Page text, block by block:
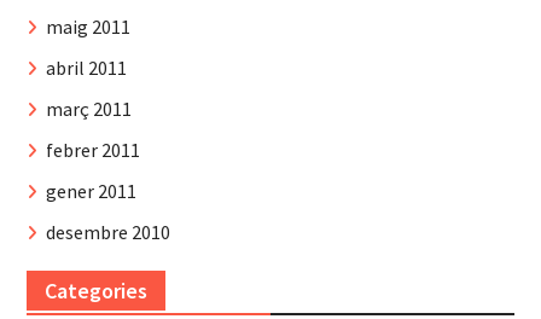
maig 2011
abril 2011
març 2011
febrer 2011
gener 2011
desembre 2010
Categories